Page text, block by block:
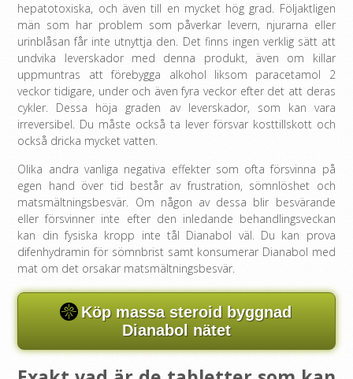
hepatotoxiska, och även till en mycket hög grad. Följaktligen
män som har problem som påverkar levern, njurarna eller
urinblåsan får inte utnyttja den. Det finns ingen verklig sätt att
undvika leverskador med denna produkt, även om killar
uppmuntras att förebygga alkohol liksom paracetamol 2
veckor tidigare, under och även fyra veckor efter det att deras
cykler. Dessa höja graden av leverskador, som kan vara
irreversibel. Du måste också ta lever försvar kosttillskott och
också dricka mycket vatten.
Olika andra vanliga negativa effekter som ofta försvinna på
egen hand över tid består av frustration, sömnlöshet och
matsmältningsbesvär. Om någon av dessa blir besvärande
eller försvinner inte efter den inledande behandlingsveckan
kan din fysiska kropp inte tål Dianabol väl. Du kan prova
difenhydramin för sömnbrist samt konsumerar Dianabol med
mat om det orsakar matsmältningsbesvär.
Köp massa steroid byggnad
Dianabol nätet